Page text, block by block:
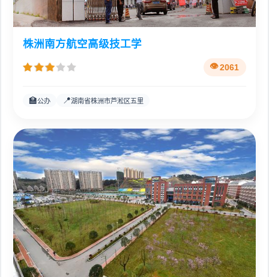
株洲南方航空高级技工学
2061
🏫公办 📍湖南省株洲市芦淞区五里